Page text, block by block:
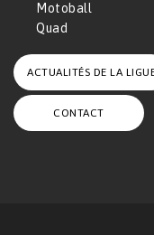
Motoball
Quad
ACTUALITÉS DE LA
CONTACT